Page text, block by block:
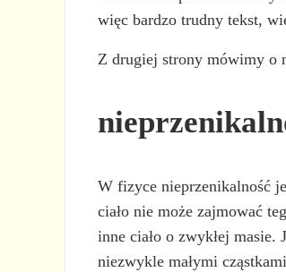
więc bardzo trudny tekst,
Z drugiej strony mówimy o
W fizyce nieprzenikalność
ciało nie może zajmować
inne ciało o zwykłej
niezwykle małymi